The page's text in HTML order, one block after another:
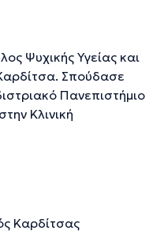
Ψυχικής Υγείας και
Σπούδασε
Πανεπιστήμιο
Κλινική
και
και στο Κέντρο
Καρδίτσας